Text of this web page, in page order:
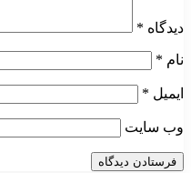
دیدگاه *
نام *
ایمیل *
وب‌ سایت